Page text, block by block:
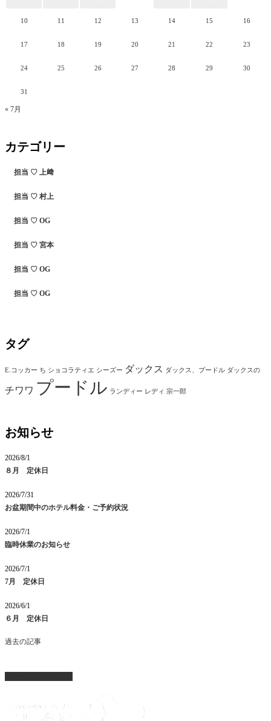
10 11 12 13 14 15 16
17 18 19 20 21 22 23
24 25 26 27 28 29 30
31
« 7月
カテゴリー
担当 ♡ 上﨑
担当 ♡ 村上
担当 ♡ OG
担当 ♡ 宮本
担当 ♡ OG
担当 ♡ OG
タグ
E.コッカー ち ショコラティエ シーズー ダックス ダックス、プードル ダックスの
チワワ プードル ランディー レディ 宗一郎
お知らせ
2026/8/1
８月 定休日
2026/7/31
お盆期間中のホテル料金・ご予約状況
2026/7/1
臨時休業のお知らせ
2026/7/1
7月 定休日
2026/6/1
６月 定休日
過去の記事